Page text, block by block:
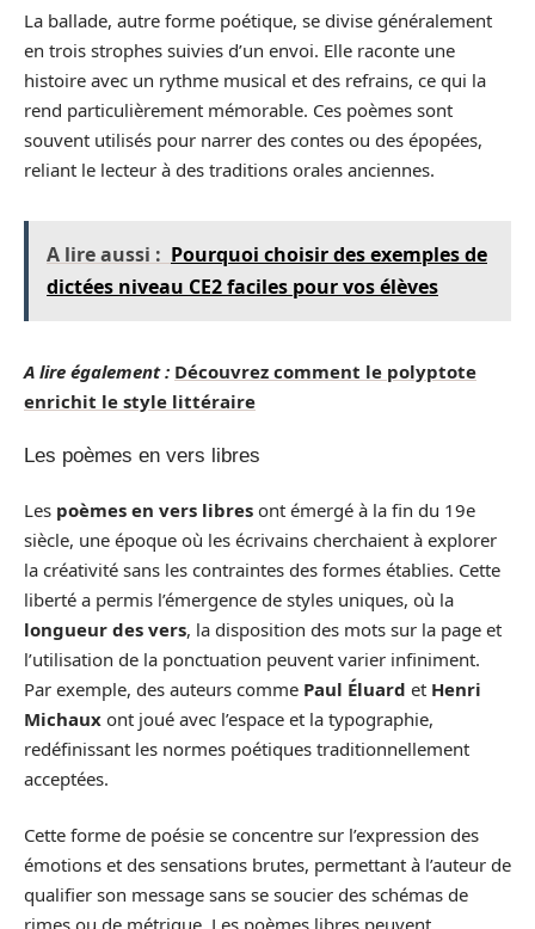
La ballade, autre forme poétique, se divise généralement
en trois strophes suivies d’un envoi. Elle raconte une
histoire avec un rythme musical et des refrains, ce qui la
rend particulièrement mémorable. Ces poèmes sont
souvent utilisés pour narrer des contes ou des épopées,
reliant le lecteur à des traditions orales anciennes.
A lire aussi : Pourquoi choisir des exemples de
dictées niveau CE2 faciles pour vos élèves
A lire également : Découvrez comment le polyptote
enrichit le style littéraire
Les poèmes en vers libres
Les poèmes en vers libres ont émergé à la fin du 19e
siècle, une époque où les écrivains cherchaient à explorer
la créativité sans les contraintes des formes établies. Cette
liberté a permis l’émergence de styles uniques, où la
longueur des vers, la disposition des mots sur la page et
l’utilisation de la ponctuation peuvent varier infiniment.
Par exemple, des auteurs comme Paul Éluard et Henri
Michaux ont joué avec l’espace et la typographie,
redéfinissant les normes poétiques traditionnellement
acceptées.
Cette forme de poésie se concentre sur l’expression des
émotions et des sensations brutes, permettant à l’auteur de
qualifier son message sans se soucier des schémas de
rimes ou de métrique. Les poèmes libres peuvent